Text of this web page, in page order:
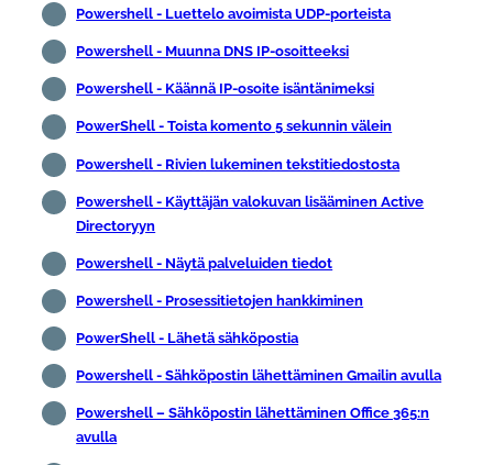
Powershell - Luettelo avoimista UDP-porteista
Powershell - Muunna DNS IP-osoitteeksi
Powershell - Käännä IP-osoite isäntänimeksi
PowerShell - Toista komento 5 sekunnin välein
Powershell - Rivien lukeminen tekstitiedostosta
Powershell - Käyttäjän valokuvan lisääminen Active
Directoryyn
Powershell - Näytä palveluiden tiedot
Powershell - Prosessitietojen hankkiminen
PowerShell - Lähetä sähköpostia
Powershell - Sähköpostin lähettäminen Gmailin avulla
Powershell – Sähköpostin lähettäminen Office 365:n
avulla